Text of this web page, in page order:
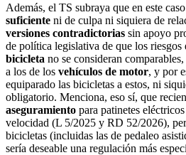
Además, el TS subraya que en este caso
suficiente ni de culpa ni siquiera de
versiones contradictorias sin apoyo
de política legislativa de que los riesgos
bicicleta no se consideran
a los de los vehículos de motor, y por
equiparado las bicicletas a estos, ni
obligatorio. Menciona, eso sí, que
aseguramiento para patinetes
velocidad (L 5/2025 y RD 52/2026),
bicicletas (incluidas las de pedaleo
sería deseable una regulación más